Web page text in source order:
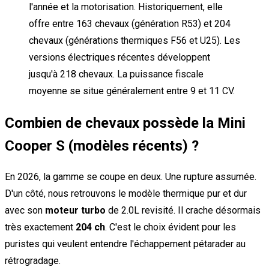
l'année et la motorisation. Historiquement, elle
offre entre 163 chevaux (génération R53) et 204
chevaux (générations thermiques F56 et U25). Les
versions électriques récentes développent
jusqu'à 218 chevaux. La puissance fiscale
moyenne se situe généralement entre 9 et 11 CV.
Combien de chevaux possède la Mini
Cooper S (modèles récents) ?
En 2026, la gamme se coupe en deux. Une rupture assumée.
D'un côté, nous retrouvons le modèle thermique pur et dur
avec son moteur turbo de 2.0L revisité. Il crache désormais
très exactement 204 ch. C'est le choix évident pour les
puristes qui veulent entendre l'échappement pétarader au
rétrogradage.